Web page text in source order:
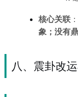
核心关联：
象；没有
八、震卦改